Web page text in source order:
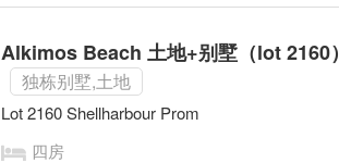
Alkimos Beach 土地+别墅（lot 2160）
独栋别墅,土地
Lot 2160 Shellharbour Prom
四房